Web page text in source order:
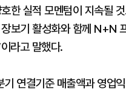
한 실적 모멘텀이 지속될
보기 활성화와 함께 N+N
라고 말했다.
연결기준 매출액과 영업